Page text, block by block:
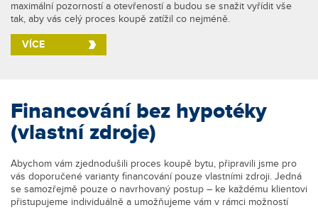
maximální pozorností a otevřeností a budou se snažit vyřídit vše
tak, aby vás celý proces koupě zatížil co nejméně.
VÍCE
Financování bez hypotéky
(vlastní zdroje)
Abychom vám zjednodušili proces koupě bytu, připravili jsme pro
vás doporučené varianty financování pouze vlastními zdroji. Jedná
se samozřejmě pouze o navrhovaný postup – ke každému klientovi
přistupujeme individuálně a umožňujeme vám v rámci možností